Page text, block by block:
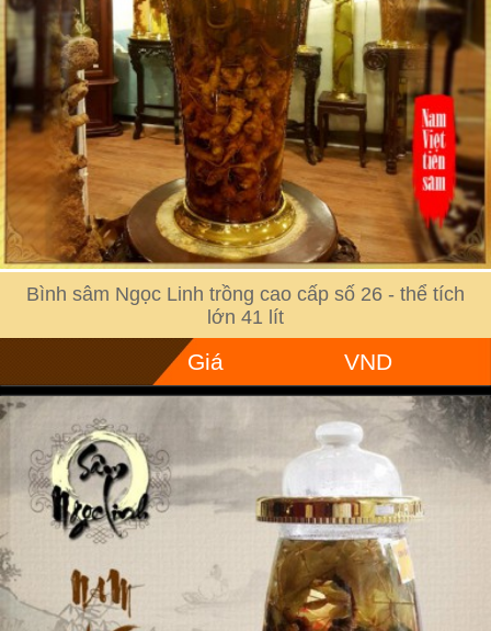
Bình sâm Ngọc Linh trồng cao cấp số 26 - thể tích
lớn 41 lít
Giá VND